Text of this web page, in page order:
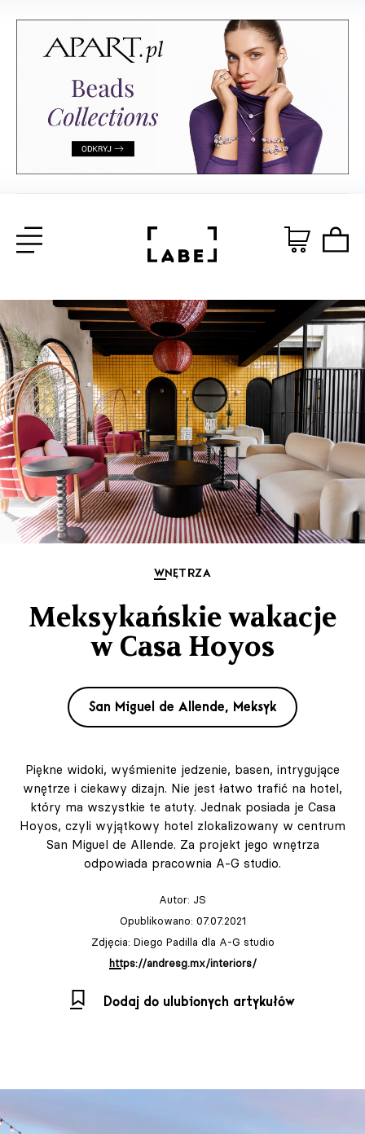
WNĘTRZA
Meksykańskie wakacje
w Casa Hoyos
San Miguel de Allende, Meksyk
Piękne widoki, wyśmienite jedzenie, basen, intrygujące
wnętrze i ciekawy dizajn. Nie jest łatwo trafić na hotel,
który ma wszystkie te atuty. Jednak posiada je Casa
Hoyos, czyli wyjątkowy hotel zlokalizowany w centrum
San Miguel de Allende. Za projekt jego wnętrza
odpowiada pracownia A-G studio.
Autor: JS
Opublikowano: 07.07.2021
Zdjęcia: Diego Padilla dla A-G studio
https://andresg.mx/interiors/
Dodaj do ulubionych artykułów